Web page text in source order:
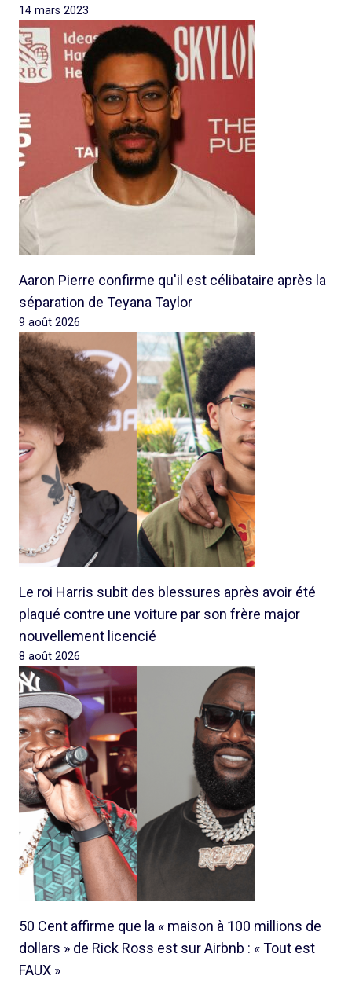
14 mars 2023
Aaron Pierre confirme qu'il est célibataire après la
séparation de Teyana Taylor
9 août 2026
Le roi Harris subit des blessures après avoir été
plaqué contre une voiture par son frère major
nouvellement licencié
8 août 2026
50 Cent affirme que la « maison à 100 millions de
dollars » de Rick Ross est sur Airbnb : « Tout est
FAUX »